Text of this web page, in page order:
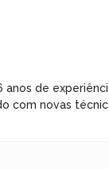
de
com novas